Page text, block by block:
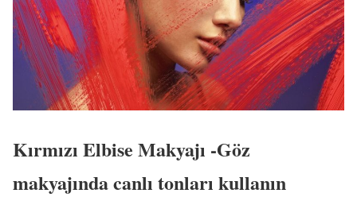
Kırmızı Elbise Makyajı -Göz
makyajında canlı tonları kullanın